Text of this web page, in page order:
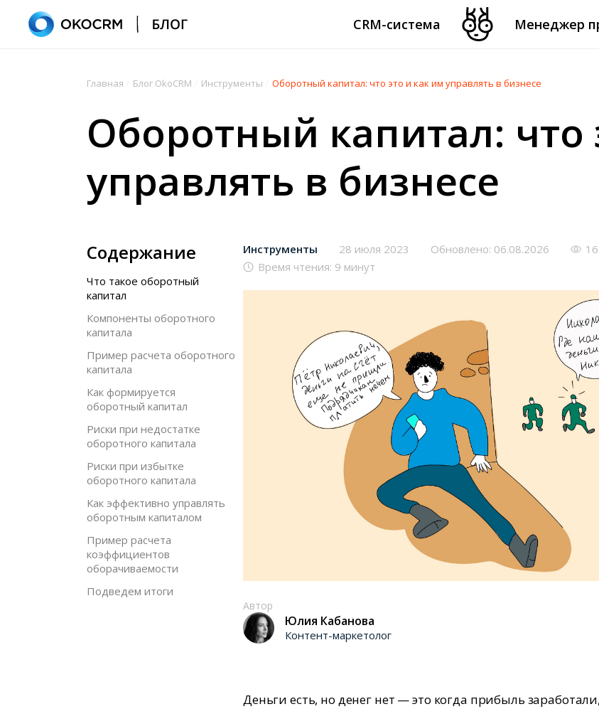
CRM-система Менеджер
Главная Блог OkoCRM Инструменты Оборотный капитал: что это и как им управлять в бизнесе
Оборотный капитал: что
управлять в бизнесе
Содержание
Что такое оборотный
капитал
Компоненты оборотного
капитала
Пример расчета оборотного
капитала
Как формируется
оборотный капитал
Риски при недостатке
оборотного капитала
Риски при избытке
оборотного капитала
Как эффективно управлять
оборотным капиталом
Пример расчета
коэффициентов
оборачиваемости
Подведем итоги
Инструменты 28 июля 2023 Обновлено: 06.08.2026
Время чтения: 9 минут
Автор
Юлия Кабанова
Контент-маркетолог
Деньги есть, но денег нет — это когда прибыль